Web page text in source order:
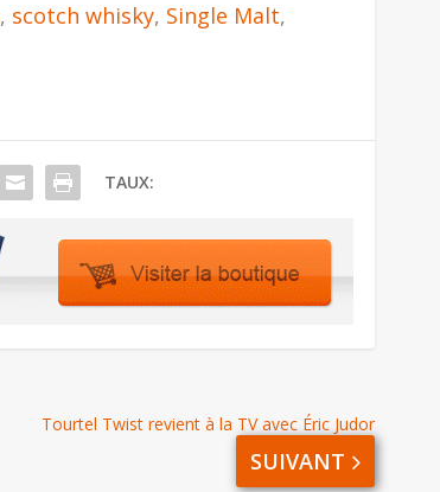
, scotch whisky, Single Malt,
TAUX:
Tourtel Twist revient à la TV avec Éric Judor
SUIVANT